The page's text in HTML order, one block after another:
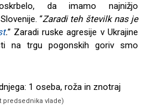
da imamo najnižjo
“Zaradi teh številk nas je
.” Zaradi ruske agresije v Ukrajine
na trgu pogonskih goriv smo
predsednika vlade)